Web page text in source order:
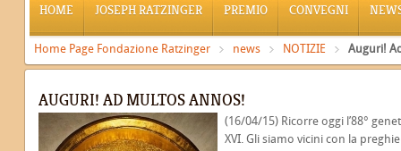
HOME JOSEPH RATZINGER PREMIO CONVEGNI
Home Page Fondazione Ratzinger news NOTIZIE Auguri!
AUGURI! AD MULTOS ANNOS!
(16/04/15) Ricorre oggi l’88°
XVI. Gli siamo vicini con la